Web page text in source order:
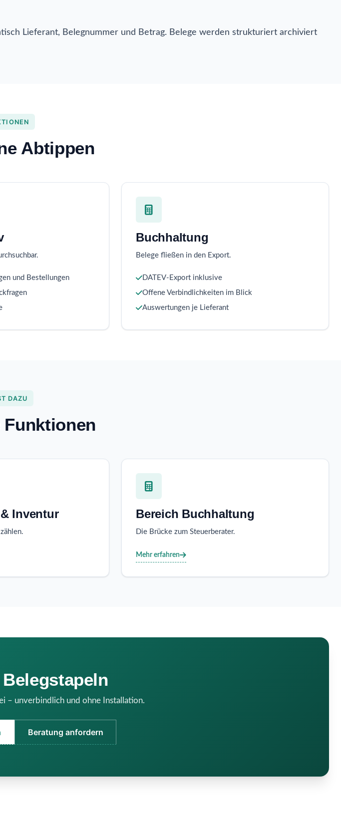
Lieferant, Belegnummer und Betrag. Belege werden strukturiert archiviert
Abtippen
und Bestellungen
Buchhaltung
Belege fließen in den Export.
DATEV-Export inklusive
Offene Verbindlichkeiten im Blick
Auswertungen je Lieferant
DAZU
Funktionen
Inventur Bereich Buchhaltung
Die Brücke zum Steuerberater.
Mehr erfahren
– unverbindlich und ohne Installation.
Beratung anfordern